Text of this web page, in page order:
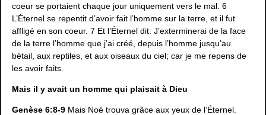
coeur se portaient chaque jour uniquement vers le mal. 6
L’Éternel se repentit d’avoir fait l’homme sur la terre, et il fut
affligé en son coeur. 7 Et l’Éternel dit: J’exterminerai de la face
de la terre l’homme que j’ai créé, depuis l’homme jusqu’au
bétail, aux reptiles, et aux oiseaux du ciel; car je me repens de
les avoir faits.
Mais il y avait un homme qui plaisait à Dieu
Genèse 6:8-9 Mais Noé trouva grâce aux yeux de l’Éternel.